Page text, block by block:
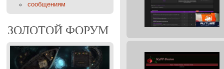
сообщениям
ЗОЛОТОЙ ФОРУМ